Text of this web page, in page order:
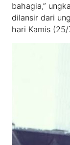
bahagia,”
dilansir dari
hari Kamis